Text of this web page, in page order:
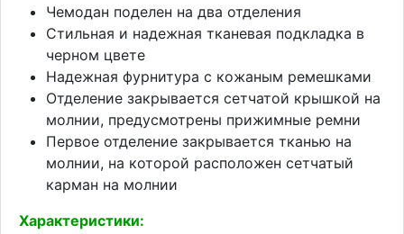
Чемодан поделен на два отделения
Стильная и надежная тканевая подкладка в
черном цвете
Надежная фурнитура с кожаным ремешками
Отделение закрывается сетчатой крышкой на
молнии, предусмотрены прижимные ремни
Первое отделение закрывается тканью на
молнии, на которой расположен сетчатый
карман на молнии
Характеристики: